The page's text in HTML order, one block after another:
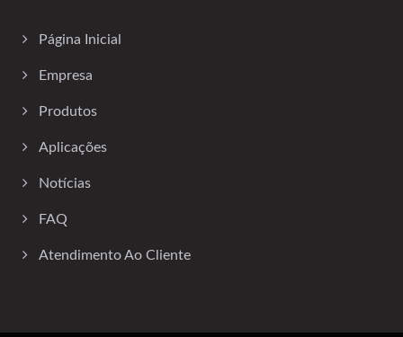
Página Inicial
Empresa
Produtos
Aplicações
Notícias
FAQ
Atendimento Ao Cliente